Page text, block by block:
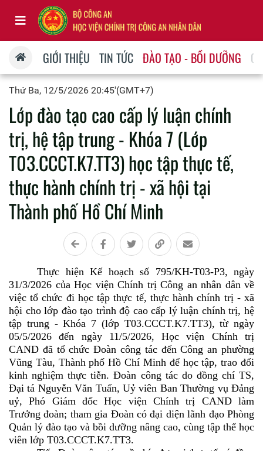
GIỚI THIỆU TIN TỨC ĐÀO TẠO - BỒI DƯỠNG
Thứ Ba, 12/5/2026 20:45'(GMT+7)
Lớp đào tạo cao cấp lý luận chính
trị, hệ tập trung - Khóa 7 (Lớp
T03.CCCT.K7.TT3) học tập thực tế,
thực hành chính trị - xã hội tại
Thành phố Hồ Chí Minh
Thực hiện Kế hoạch số 795/KH-T03-P3, ngày
31/3/2026 của Học viện Chính trị Công an nhân dân về
việc tổ chức đi học tập thực tế, thực hành chính trị - xã
hội cho lớp đào tạo trình độ cao cấp lý luận chính trị, hệ
tập trung - Khóa 7 (lớp T03.CCCT.K7.TT3), từngày
05/5/2026 đến ngày 11/5/2026,Học viện Chính trị
CAND đã tổ chức Đoàn công tác đến Công an phường
Vũng Tàu, Thành phố Hồ Chí Minhđể học tập, trao đổi
kinh nghiệm thực tiễn. Đoàn công tác do đồng chí TS,
Đại tá NguyễnVăn Tuấn, Uỷ viên Ban Thường vụ Đảng
uỷ, Phó Giám đốc Học viện Chính trị CAND làm
Trưởng đoàn; tham gia Đoàn có đại diện lãnh đạo Phòng
Quản lý đào tạo và bồi dưỡng nâng cao, cùng tập thể học
viên lớp T03.CCCT.K7.TT3.